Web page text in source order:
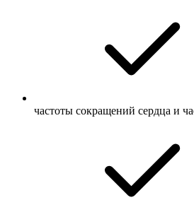
частоты сокращений сердца и